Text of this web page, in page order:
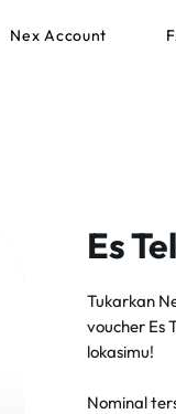
Nex Account
Es
Tukarkan
voucher Es
lokasimu!
Nominal